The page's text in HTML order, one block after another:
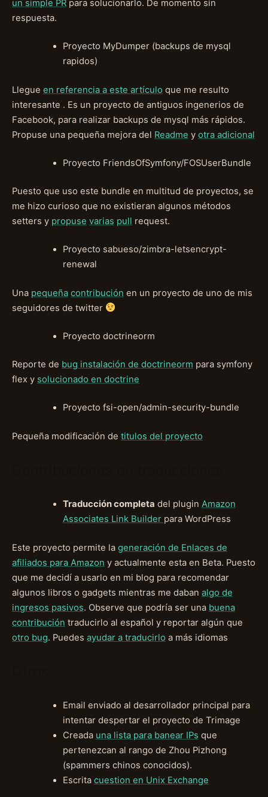
un simple PR para solucionarlo. De momento sin
respuesta.
Proyecto MyDumper (backups de mysql
rapidos)
Llegue en referencia a este artículo que me resulto
interesante . Es un proyecto de antiguos ingenerios de
Facebook, para realizar backups de mysql más rápidos.
Propuse una pequeña mejora del Readme y otra adicional
Proyecto FriendsOfSymfony/FOSUserBundle
Puesto que uso este bundle en multitud de proyectos, se
me hizo curioso que no existieran algunos métodos
setters y propuse varias pull request.
Proyecto sabueso/zimbra-letsencrypt-
renewal
Una pequeña contribución en un proyecto de uno de mis
seguidores de twitter
Proyecto doctrineorm
Reporte de bug instalación de doctrineorm para symfony
flex y solucionado en doctrine
Proyecto fsi-open/admin-security-bundle
Pequeña modificación de titulos del proyecto
Traducción completa del plugin Amazon
Associates Link Builder para WordPress
Este proyecto permite la generación de Enlaces de
afiliados para Amazon y actualmente esta en Beta. Puesto
que me decidí a usarlo en mi blog para recomendar
algunos libros o gadgets mientras me daban algo de
ingresos pasivos. Observe que podría ser una buena
contribución traducirlo al español y reportar algún que
otro bug. Puedes ayudar a traducirlo a más idiomas
Email enviado al desarrollador principal para
intentar despertar el proyecto de Trimage
Creada una lista para banear IPs que
pertenezcan al rango de Zhou Pizhong
(spammers chinos conocidos).
Escrita cuestion en Unix Exchange